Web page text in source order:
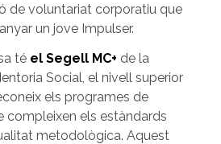
de voluntariat corporatiu que
un jove Impulser.
té el Segell MC+ de la
Social, el nivell superior
els programes de
compleixen els estàndards
metodològica. Aquest